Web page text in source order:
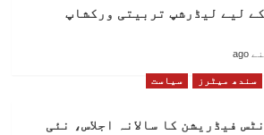
لیے لیڈرشپ تربیتی ورکشاپ
سندھ میٹرز سیاست
فیڈریشن کا سالانہ اجلاس، نئی